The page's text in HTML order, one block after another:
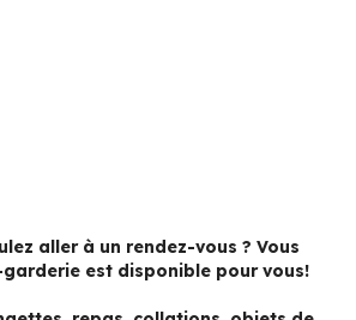
aller à un rendez-vous ? Vous
est disponible pour vous!